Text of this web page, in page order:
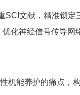
文献，精准锁定
化神经信号传导网
机能养护的痛点，